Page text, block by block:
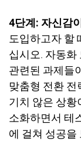
4단계 : 자신감
도입하고자 할
십시오. 자동화
관련된 과제들
맞춤형 전환 전
기치 않은 상황
소화하면서 테
에 걸쳐 성공을